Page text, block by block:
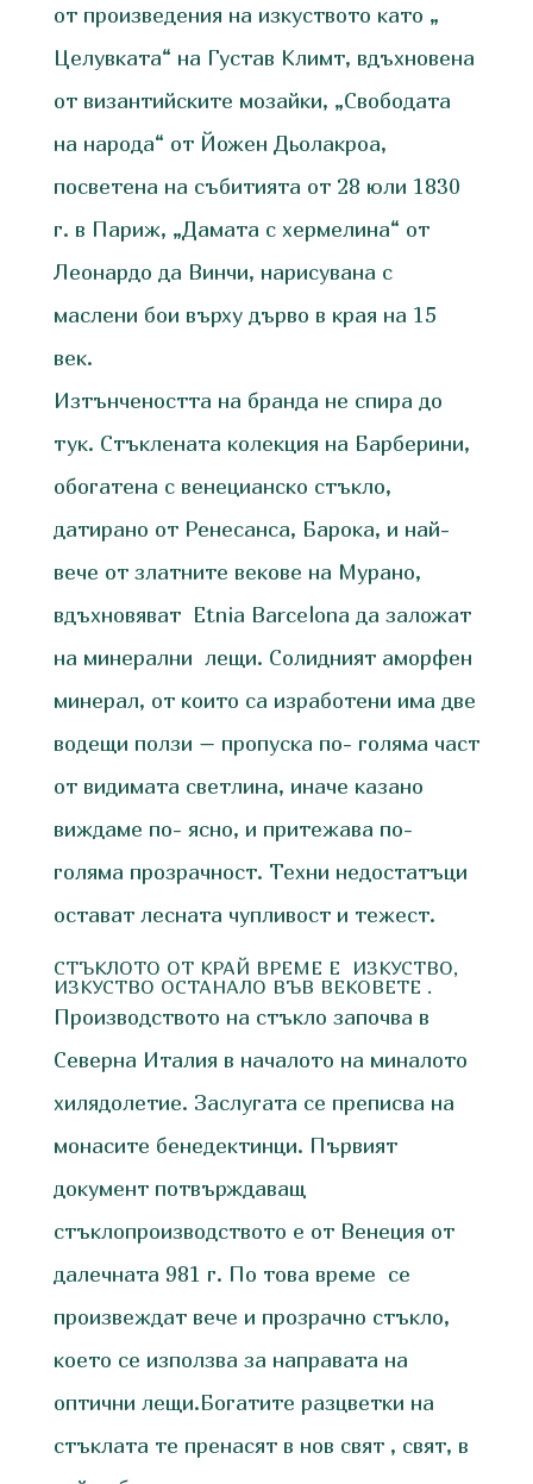
от произведения на изкуството като „
Целувката“ на Густав Климт, вдъхновена
от византийските мозайки, „Свободата
на народа“ от Йожен Дьолакроа,
посветена на събитията от 28 юли 1830
г. в Париж, „Дамата с хермелина“ от
Леонардо да Винчи, нарисувана с
маслени бои върху дърво в края на 15
век.
Изтънчеността на бранда не спира до
тук. Стъклената колекция на Барберини,
обогатена с венецианско стъкло,
датирано от Ренесанса, Барока, и най-
вече от златните векове на Мурано,
вдъхновяват Etnia Barcelona да заложат
на минерални лещи. Солидният аморфен
минерал, от които са изработени има две
водещи ползи – пропуска по- голяма част
от видимата светлина, иначе казано
виждаме по- ясно, и притежава по-
голяма прозрачност. Техни недостатъци
остават лесната чупливост и тежест.
СТЪКЛОТО ОТ КРАЙ ВРЕМЕ Е ИЗКУСТВО,
ИЗКУСТВО ОСТАНАЛО ВЪВ ВЕКОВЕТЕ .
Производството на стъкло започва в
Северна Италия в началото на миналото
хилядолетие. Заслугата се преписва на
монасите бенедектинци. Първият
документ потвърждаващ
стъклопроизводството е от Венеция от
далечната 981 г. По това време се
произвеждат вече и прозрачно стъкло,
което се използва за направата на
оптични лещи.Богатите разцветки на
стъклата те пренасят в нов свят , свят, в